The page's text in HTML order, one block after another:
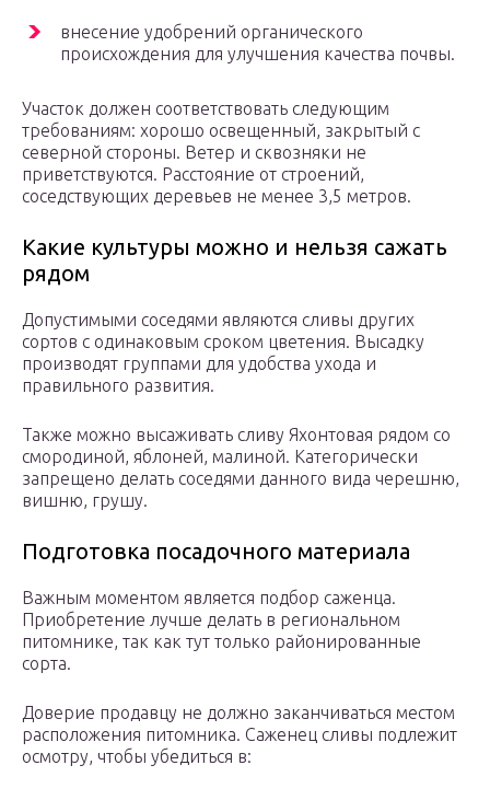
внесение удобрений органического
происхождения для улучшения качества почвы.
Участок должен соответствовать следующим
требованиям: хорошо освещенный, закрытый с
северной стороны. Ветер и сквозняки не
приветствуются. Расстояние от строений,
соседствующих деревьев не менее 3,5 метров.
Какие культуры можно и нельзя сажать
рядом
Допустимыми соседями являются сливы других
сортов с одинаковым сроком цветения. Высадку
производят группами для удобства ухода и
правильного развития.
Также можно высаживать сливу Яхонтовая рядом со
смородиной, яблоней, малиной. Категорически
запрещено делать соседями данного вида черешню,
вишню, грушу.
Подготовка посадочного материала
Важным моментом является подбор саженца.
Приобретение лучше делать в региональном
питомнике, так как тут только районированные
сорта.
Доверие продавцу не должно заканчиваться местом
расположения питомника. Саженец сливы подлежит
осмотру, чтобы убедиться в: